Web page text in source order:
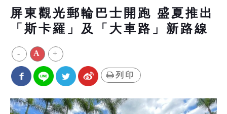
屏東觀光郵輪巴士開跑 盛夏推出
「斯卡羅」及「大車路」新路線
- A +
列印